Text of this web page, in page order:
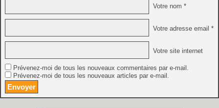
Votre nom *
Votre adresse email *
Votre site internet
Prévenez-moi de tous les nouveaux commentaires par e-mail.
Prévenez-moi de tous les nouveaux articles par e-mail.